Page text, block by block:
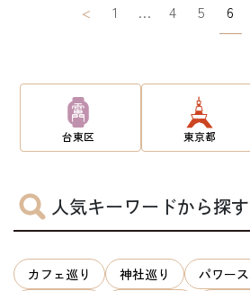
稿
ビ
ゲ
シ
ョ
ン
< 1 … 4 5 6
台東区 東京都
人気キーワードから探す
カフェ巡り 神社巡り
パワー